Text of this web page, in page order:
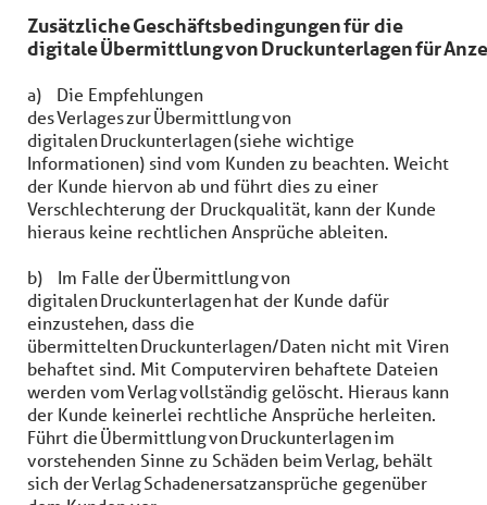
Zusätzliche Geschäftsbedingungen für die
digitale Übermittlung von Druckunterlagen für
a) Die Empfehlungen
des Verlages zur Übermittlung von
digitalen Druckunterlagen (siehe wichtige
Informationen) sind vom Kunden zu beachten. Weicht
der Kunde hiervon ab und führt dies zu einer
Verschlechterung der Druckqualität, kann der Kunde
hieraus keine rechtlichen Ansprüche ableiten.
b) Im Falle der Übermittlung von
digitalen Druckunterlagen hat der Kunde dafür
einzustehen, dass die
übermittelten Druckunterlagen/Daten nicht mit Viren
behaftet sind. Mit Computerviren behaftete Dateien
werden vom Verlag vollständig gelöscht. Hieraus kann
der Kunde keinerlei rechtliche Ansprüche herleiten.
Führt die Übermittlung von Druckunterlagen im
vorstehenden Sinne zu Schäden beim Verlag, behält
sich der Verlag Schadenersatzansprüche gegenüber